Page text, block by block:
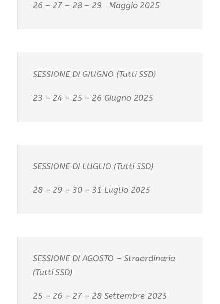
26 – 27 – 28 – 29 Maggio 2025
SESSIONE DI GIUGNO (Tutti SSD)
23 – 24 – 25 – 26 Giugno 2025
SESSIONE DI LUGLIO (Tutti SSD)
28 – 29 – 30 – 31 Luglio 2025
SESSIONE DI AGOSTO – Straordinaria
(Tutti SSD)
25 – 26 – 27 – 28 Settembre 2025